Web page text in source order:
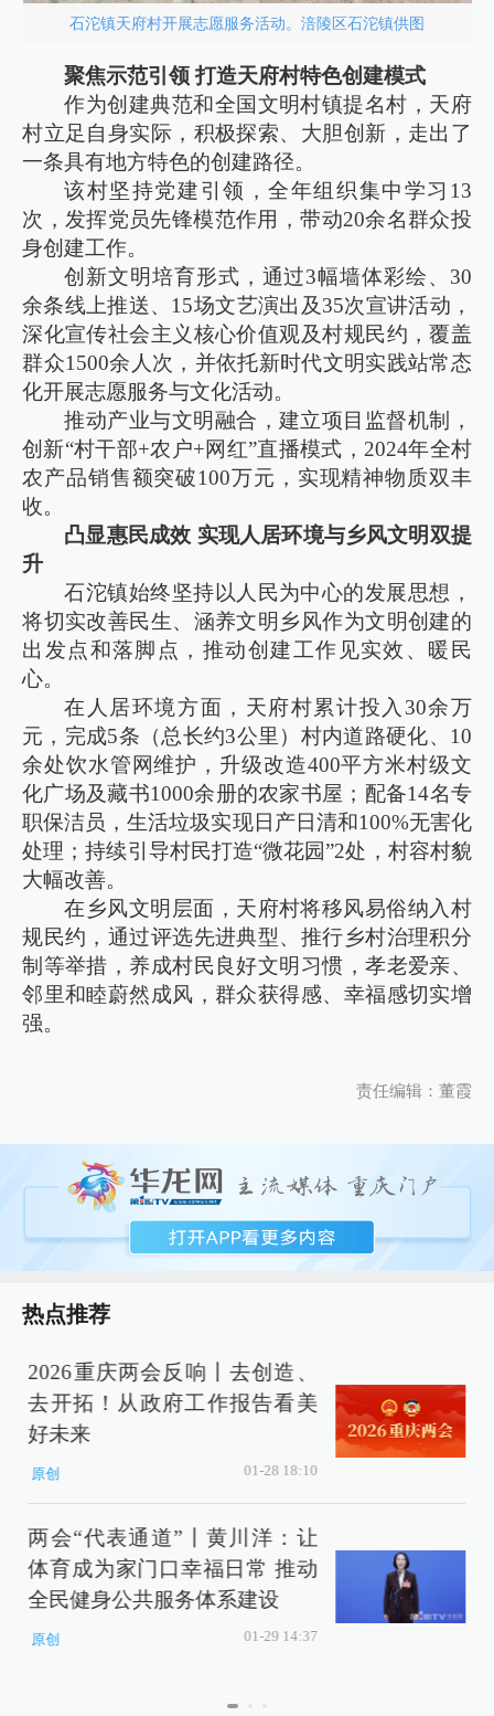
石沱镇天府村开展志愿服务活动。涪陵区石沱镇供图
聚焦示范引领 打造天府村特色创建模式
作为创建典范和全国文明村镇提名村，天府
村立足自身实际，积极探索、大胆创新，走出了
一条具有地方特色的创建路径。
该村坚持党建引领，全年组织集中学习13
次，发挥党员先锋模范作用，带动20余名群众投
身创建工作。
创新文明培育形式，通过3幅墙体彩绘、30
余条线上推送、15场文艺演出及35次宣讲活动，
深化宣传社会主义核心价值观及村规民约，覆盖
群众1500余人次，并依托新时代文明实践站常态
化开展志愿服务与文化活动。
推动产业与文明融合，建立项目监督机制，
创新“村干部+农户+网红”直播模式，2024年全村
农产品销售额突破100万元，实现精神物质双丰
收。
凸显惠民成效 实现人居环境与乡风文明双提
升
石沱镇始终坚持以人民为中心的发展思想，
将切实改善民生、涵养文明乡风作为文明创建的
出发点和落脚点，推动创建工作见实效、暖民
心。
在人居环境方面，天府村累计投入30余万
元，完成5条（总长约3公里）村内道路硬化、10
余处饮水管网维护，升级改造400平方米村级文
化广场及藏书1000余册的农家书屋；配备14名专
职保洁员，生活垃圾实现日产日清和100%无害化
处理；持续引导村民打造“微花园”2处，村容村貌
大幅改善。
在乡风文明层面，天府村将移风易俗纳入村
规民约，通过评选先进典型、推行乡村治理积分
制等举措，养成村民良好文明习惯，孝老爱亲、
邻里和睦蔚然成风，群众获得感、幸福感切实增
强。
责任编辑：董霞
热点推荐
2026重庆两会反响丨去创造、
去开拓！从政府工作报告看美
好未来
原创 01-28 18:10
两会“代表通道”丨黄川洋：让
体育成为家门口幸福日常 推动
全民健身公共服务体系建设
原创 01-29 14:37